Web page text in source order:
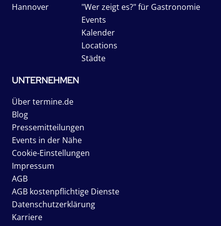
Hannover
"Wer zeigt es?" für Gastronomie
Events
Kalender
Locations
Städte
UNTERNEHMEN
Über termine.de
Blog
Pressemitteilungen
Events in der Nähe
Cookie-Einstellungen
Impressum
AGB
AGB kostenpflichtige Dienste
Datenschutzerklärung
Karriere